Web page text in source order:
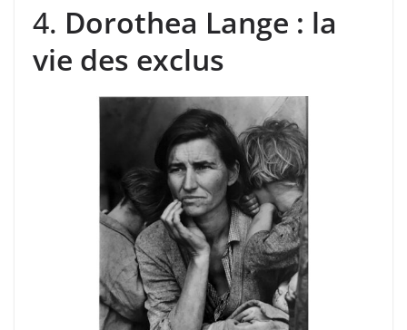
4. Dorothea Lange : la
vie des exclus